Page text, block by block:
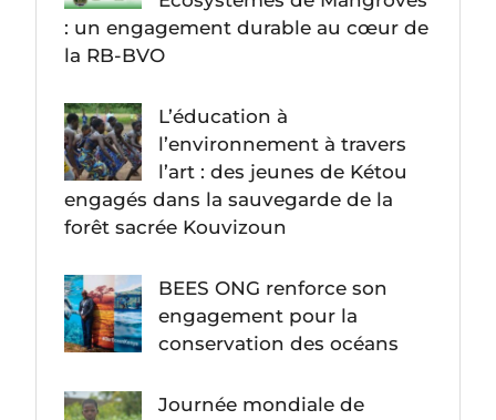
: un engagement durable au cœur de
la RB-BVO
L’éducation à
l’environnement à travers
l’art : des jeunes de Kétou
engagés dans la sauvegarde de la
forêt sacrée Kouvizoun
BEES ONG renforce son
engagement pour la
conservation des océans
Journée mondiale de